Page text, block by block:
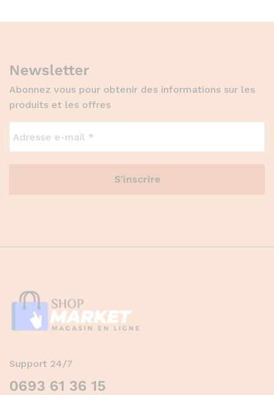
Newsletter
Abonnez vous pour obtenir des informations sur les
produits et les offres
Support 24/7
0693 61 36 15